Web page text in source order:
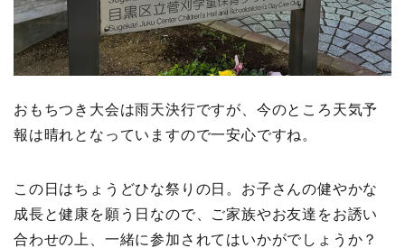
おもちつき大会は雨天決行ですが、今のところ天気予
報は晴れとなっていますので一安心ですね。
この日はちょうどひな祭りの日。お子さんの健やかな
成長と健康を願う日なので、ご家族やお友達をお誘い
合わせの上、一緒に参加されてはいかがでしょうか？